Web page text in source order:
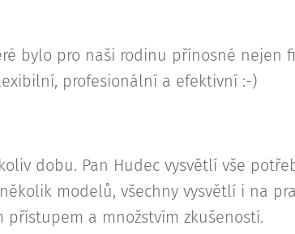
bylo pro naši rodinu přínosné nejen
profesionální a efektivní :-)
dobu. Pan Hudec vysvětlí vše
modelů, všechny vysvětlí i na
a množstvím zkušeností.